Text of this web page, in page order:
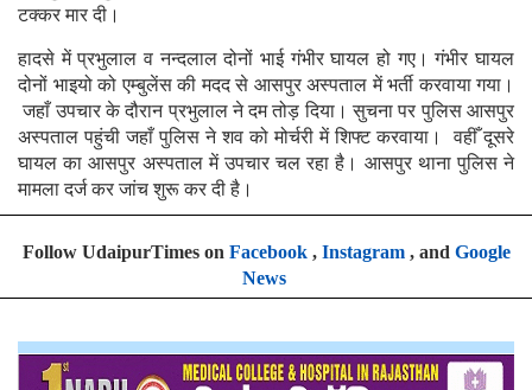
टक्कर मार दी।
हादसे में प्रभुलाल व नन्दलाल दोनों भाई गंभीर घायल हो गए। गंभीर घायल
दोनों भाइयो को एम्बुलेंस की मदद से आसपुर अस्पताल में भर्ती करवाया गया।
जहाँ उपचार के दौरान प्रभुलाल ने दम तोड़ दिया। सुचना पर पुलिस आसपुर
अस्पताल पहुंची जहाँ पुलिस ने शव को मोर्चरी में शिफ्ट करवाया। वहीँ दूसरे
घायल का आसपुर अस्पताल में उपचार चल रहा है। आसपुर थाना पुलिस ने
मामला दर्ज कर जांच शुरू कर दी है।
Follow UdaipurTimes on Facebook, Instagram, and Google
News